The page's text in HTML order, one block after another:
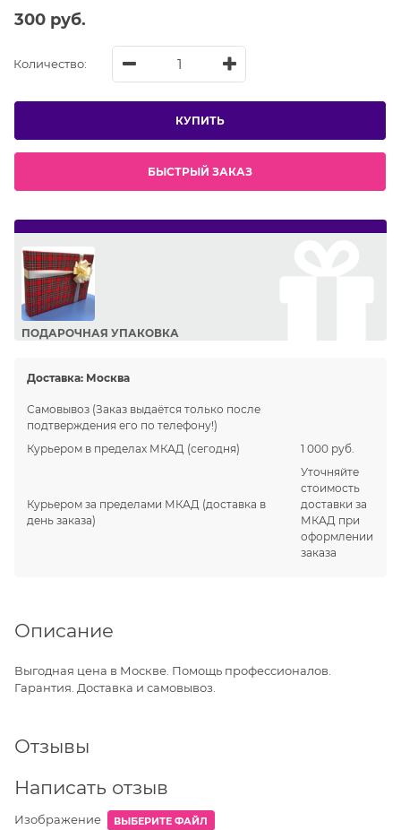
300 руб.
Количество:
КУПИТЬ
БЫСТРЫЙ ЗАКАЗ
ПОДАРОЧНАЯ УПАКОВКА
Доставка: Москва
Самовывоз (Заказ выдаётся только после
подтверждения его по телефону!)
Курьером в пределах МКАД (сегодня) 1 000 руб.
Курьером за пределами МКАД (доставка в
день заказа)
Уточняйте
стоимость
доставки за
МКАД при
оформлении
заказа
Описание
Выгодная цена в Москве. Помощь профессионалов.
Гарантия. Доставка и самовывоз.
Отзывы
Написать отзыв
Изображение ВЫБЕРИТЕ ФАЙЛ